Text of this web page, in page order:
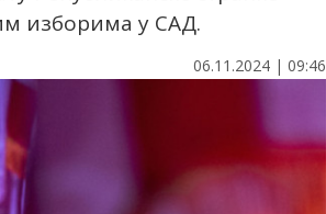
изборима у САД.
06.11.2024 | 09:46